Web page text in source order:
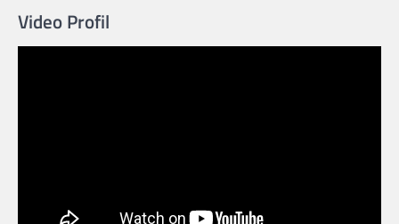
Video Profil